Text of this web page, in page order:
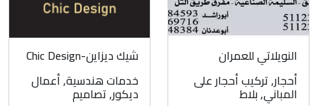
النويلاتي للعمران
أحجار,تركيب أحجار على
المباني,بلاط
شيك ديزاين-Chic Design
خدمات هندسية,أعمال
ديكور,تصاميم